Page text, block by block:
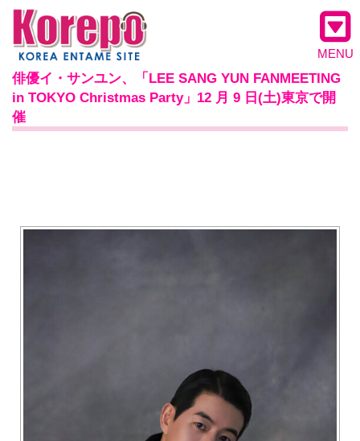
MENU
俳優イ・サンユン、「LEE SANG YUN FANMEETING
in TOKYO Christmas Party」12 月 9 日(土)東京で開
催